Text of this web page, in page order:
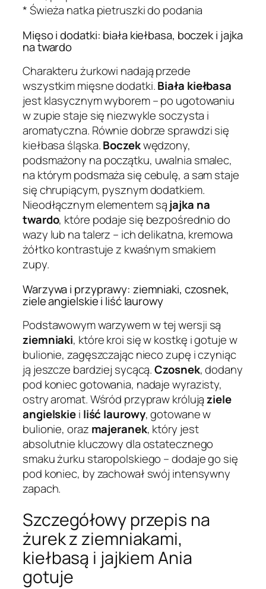
* Świeża natka pietruszki do podania
Mięso i dodatki: biała kiełbasa, boczek i jajka
na twardo
Charakteru żurkowi nadają przede
wszystkim mięsne dodatki.Biała kiełbasa
jest klasycznym wyborem – po ugotowaniu
w zupie staje się niezwykle soczysta i
aromatyczna. Równie dobrze sprawdzi się
kiełbasa śląska.Boczekwędzony,
podsmażony na początku, uwalnia smalec,
na którym podsmaża się cebulę, a sam staje
się chrupiącym, pysznym dodatkiem.
Nieodłącznym elementem sąjajka na
twardo, które podaje się bezpośrednio do
wazy lub na talerz – ich delikatna, kremowa
żółtko kontrastuje z kwaśnym smakiem
zupy.
Warzywa i przyprawy: ziemniaki, czosnek,
ziele angielskie i liść laurowy
Podstawowym warzywem w tej wersji są
ziemniaki, które kroi się w kostkę i gotuje w
bulionie, zagęszczając nieco zupę i czyniąc
ją jeszcze bardziej sycącą.Czosnek, dodany
pod koniec gotowania, nadaje wyrazisty,
ostry aromat. Wśród przypraw królująziele
angielskiei liść laurowy, gotowane w
bulionie, oraz majeranek, który jest
absolutnie kluczowy dla ostatecznego
smaku żurku staropolskiego – dodaje go się
pod koniec, by zachował swój intensywny
zapach.
Szczegółowy przepis na
żurek z ziemniakami,
kiełbasą i jajkiem Ania
gotuje